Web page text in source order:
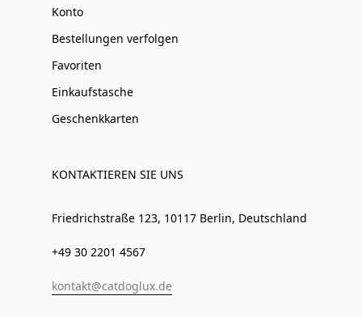
Konto
Bestellungen verfolgen
Favoriten
Einkaufstasche
Geschenkkarten
KONTAKTIEREN SIE UNS
Friedrichstraße 123, 10117 Berlin, Deutschland
+49 30 2201 4567
kontakt@catdoglux.de